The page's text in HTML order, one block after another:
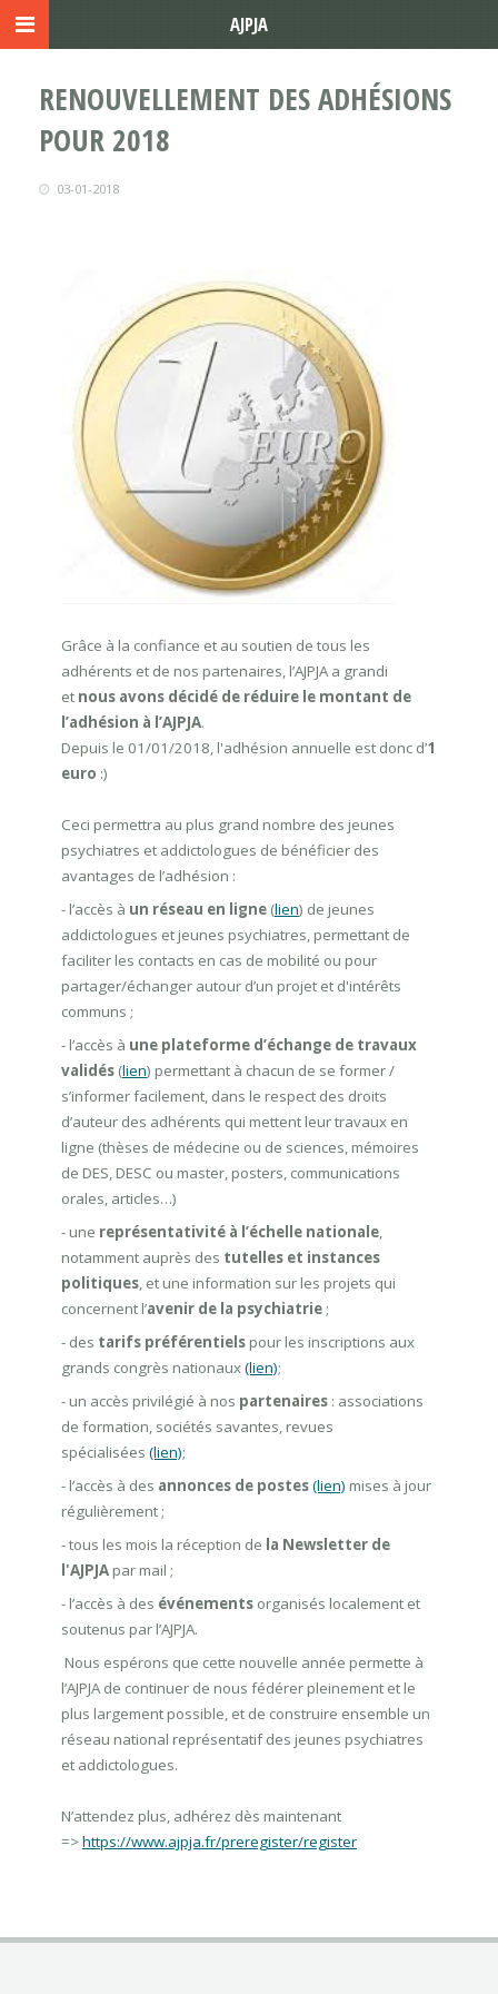
RENOUVELLEMENT DES ADHÉSIONS
POUR 2018
03-01-2018
Grâce à la confiance et au soutien de tous les
adhérents et de nos partenaires, l’AJPJA a grandi
et nous avons décidé de réduire le montant de
l’adhésion à l’AJPJA.
Depuis le 01/01/2018, l'adhésion annuelle est donc d’1
euro :)
Ceci permettra au plus grand nombre des jeunes
psychiatres et addictologues de bénéficier des
avantages de l’adhésion :
- l’accès à un réseau en ligne (lien) de jeunes
addictologues et jeunes psychiatres, permettant de
faciliter les contacts en cas de mobilité ou pour
partager/échanger autour d’un projet et d'intérêts
communs ;
- l’accès à une plateforme d’échange de travaux
validés (lien) permettant à chacun de se former /
s’informer facilement, dans le respect des droits
d’auteur des adhérents qui mettent leur travaux en
ligne (thèses de médecine ou de sciences, mémoires
de DES, DESC ou master, posters, communications
orales, articles…)
- une représentativité à l’échelle nationale,
notamment auprès des tutelles et instances
politiques, et une information sur les projets qui
concernent l’avenir de la psychiatrie ;
- des tarifs préférentiels pour les inscriptions aux
grands congrès nationaux(lien);
- un accès privilégié à nos partenaires : associations
de formation, sociétés savantes, revues
spécialisées (lien);
- l’accès à des annonces de postes(lien) mises à jour
régulièrement ;
- tous les mois la réception de la Newsletter de
l'AJPJA par mail ;
- l’accès à des événements organisés localement et
soutenus par l’AJPJA.
Nous espérons que cette nouvelle année permette à
l’AJPJA de continuer de nous fédérer pleinement et le
plus largement possible, et de construire ensemble un
réseau national représentatif des jeunes psychiatres
et addictologues.
N’attendez plus, adhérez dès maintenant
=>https://www.ajpja.fr/preregister/register
AJPJA